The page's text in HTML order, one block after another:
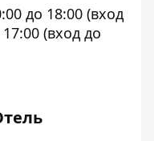
до 18:00 (вход
(вход до